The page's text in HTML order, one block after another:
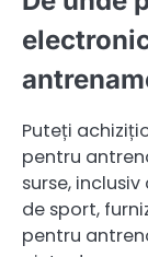
Puteți
pentru
surse,
de sport,
pentru